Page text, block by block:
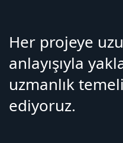
Her projeye
anlayışıyla
uzmanlık
ediyoruz.